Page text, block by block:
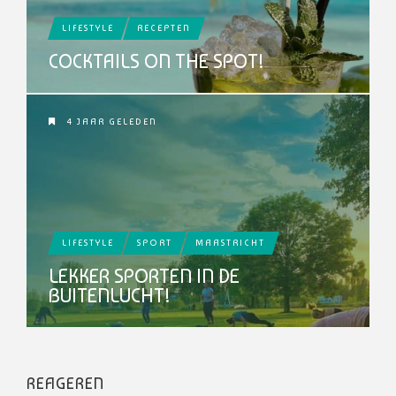
LIFESTYLE RECEPTEN
COCKTAILS ON THE SPOT!
4 JAAR GELEDEN
LIFESTYLE SPORT MAASTRICHT
LEKKER SPORTEN IN DE
BUITENLUCHT!
REAGEREN